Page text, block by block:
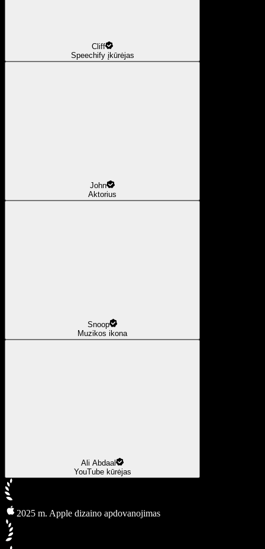
Cliff
Speechify įkūrėjas
John
Aktorius
Snoop
Muzikos ikona
Ali Abdaal
YouTube kūrėjas
2025 m. Apple dizaino apdovanojimas